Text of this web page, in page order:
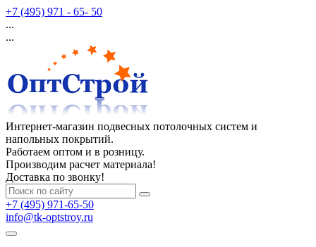
+7 (495) 971 - 65- 50
...
...
Интернет-магазин подвесных потолочных систем и
напольных покрытий.
Работаем оптом и в розницу.
Производим расчет материала!
Доставка по звонку!
+7 (495) 971-65-50
info@tk-optstroy.ru